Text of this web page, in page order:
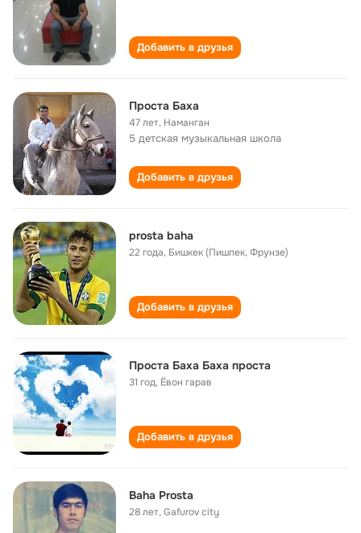
Добавить в друзья
Проста Баха
47 лет, Наманган
5 детская музыкальная школа
Добавить в друзья
prosta baha
22 года, Бишкек (Пишпек, Фрунзе)
Добавить в друзья
Проста Баха Баха проста
31 год, Ёвон гарав
Добавить в друзья
Baha Prosta
28 лет,Gafurov city